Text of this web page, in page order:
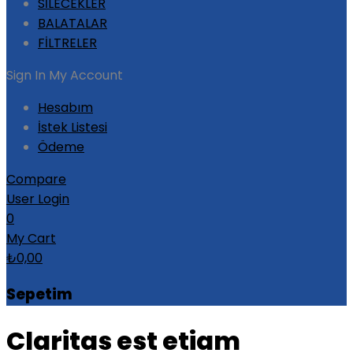
BALATALAR
FİLTRELER
Sign In My Account
Hesabım
İstek Listesi
Ödeme
Compare
User Login
0
My Cart
₺0,00
Sepetim
Claritas est etiam